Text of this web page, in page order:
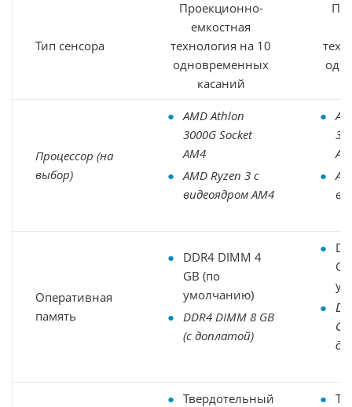
Тип сенсора
Проекционно-
емкостная
технология на 10
одновременных
касаний
Процессор (на
выбор)
AMD Athlon
3000G Socket
AM4
AMD Ryzen 3 с
видеоядром AM4
Оперативная
память
DDR4 DIMM 4
GB (по
умолчанию)
DDR4 DIMM 8 GB
(с доплатой)
Твердотельный